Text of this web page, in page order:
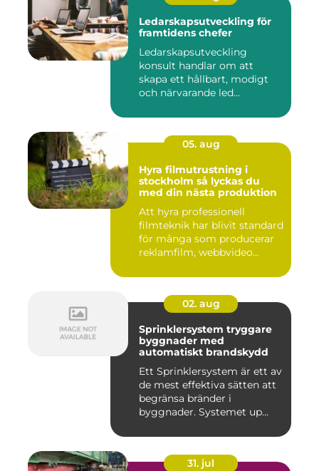
Ledarskapsutveckling för
framtidens chefer
Ledarskapsutveckling
konsult handlar om att
skapa ett hållbart, modigt
och närvarande led...
05. aug
Hyra filmutrustning i
stockholm så lyckas du
med din nästa produktion
Att hyra professionell
filmteknik har blivit standard
för många som producerar
reklamfilm, webbvideo...
02. aug
Sprinklersystem tryggare
byggnader med
automatiskt brandskydd
Ett Sprinklersystem är ett av
de mest effektiva sätten att
begränsa bränder i
byggnader. Systemet up...
31. jul